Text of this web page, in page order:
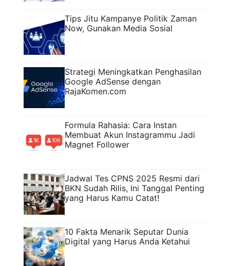
Tips Jitu Kampanye Politik Zaman
Now, Gunakan Media Sosial
Strategi Meningkatkan Penghasilan
Google AdSense dengan
RajaKomen.com
Formula Rahasia: Cara Instan
Membuat Akun Instagrammu Jadi
Magnet Follower
Jadwal Tes CPNS 2025 Resmi dari
BKN Sudah Rilis, Ini Tanggal Penting
yang Harus Kamu Catat!
10 Fakta Menarik Seputar Dunia
Digital yang Harus Anda Ketahui